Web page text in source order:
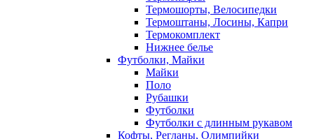
Термошорты, Велосипедки
Термоштаны, Лосины, Капри
Термокомплект
Нижнее белье
Футболки, Майки
Майки
Поло
Рубашки
Футболки
Футболки с длинным рукавом
Кофты, Регланы, Олимпийки